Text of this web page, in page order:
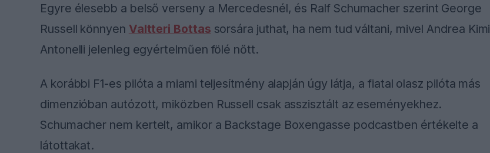
Egyre élesebb a belső verseny a Mercedesnél, és Ralf Schumacher szerint George
Russell könnyen Valtteri Bottas sorsára juthat, ha nem tud váltani, mivel Andrea Kimi
Antonelli jelenleg egyértelműen fölé nőtt.
A korábbi F1-es pilóta a miami teljesítmény alapján úgy látja, a fiatal olasz pilóta más
dimenzióban autózott, miközben Russell csak asszisztált az eseményekhez.
Schumacher nem kertelt, amikor a Backstage Boxengasse podcastben értékelte a
látottakat.